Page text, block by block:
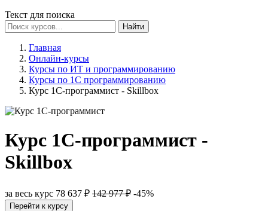
Текст для поиска
Найти
Главная
Онлайн-курсы
Курсы по ИТ и программированию
Курсы по 1С программированию
Курс 1С-программист - Skillbox
Курс 1С-программист -
Skillbox
за весь курс 78 637 ₽ 142 977 ₽ -45%
Перейти к курсу